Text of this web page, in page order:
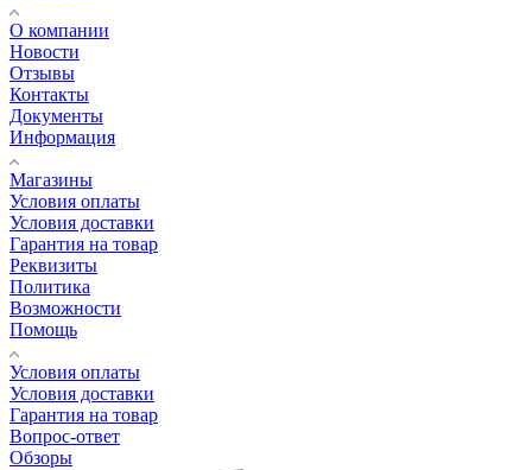
О компании
Новости
Отзывы
Контакты
Документы
Информация
Магазины
Условия оплаты
Условия доставки
Гарантия на товар
Реквизиты
Политика
Возможности
Помощь
Условия оплаты
Условия доставки
Гарантия на товар
Вопрос-ответ
Обзоры